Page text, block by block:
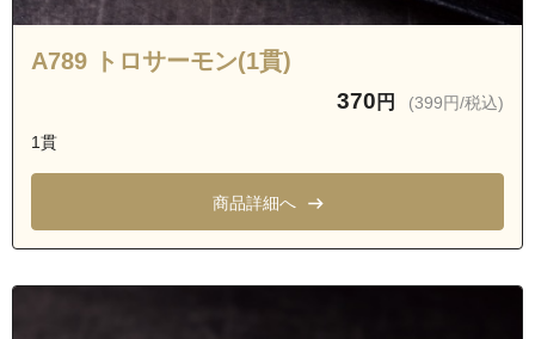
A789 トロサーモン(1貫)
370 円 (399円/税込)
1貫
商品詳細へ